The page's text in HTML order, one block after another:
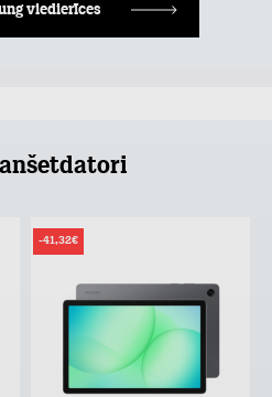
viedierīces
-41,32€